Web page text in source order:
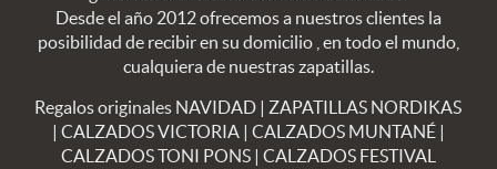
Desde el año 2012 ofrecemos a nuestros clientes la
posibilidad de recibir en su domicilio , en todo el mundo,
cualquiera de nuestras zapatillas.
Regalos originales NAVIDAD | ZAPATILLAS NORDIKAS
| CALZADOS VICTORIA| CALZADOS MUNTANÉ|
CALZADOS TONI PONS| CALZADOS FESTIVAL